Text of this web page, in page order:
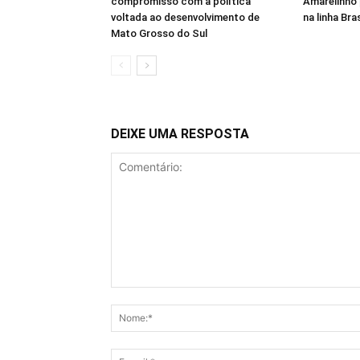
voltada ao desenvolvimento de
Mato Grosso do Sul
na linha
DEIXE UMA RESPOSTA